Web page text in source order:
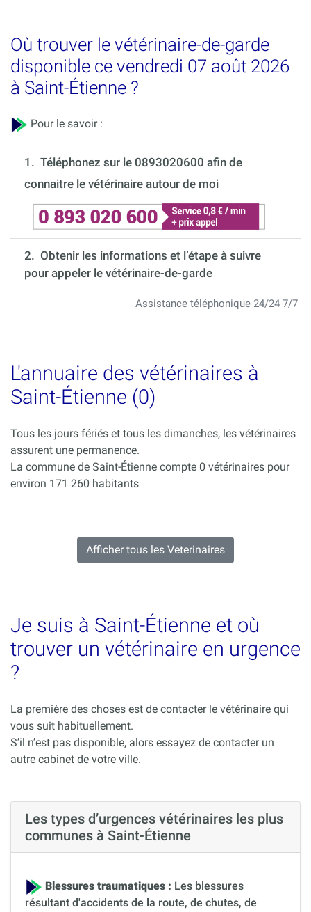
Où trouver le vétérinaire-de-garde
disponible ce vendredi 07 août 2026
à Saint-Étienne ?
Pour le savoir :
1. Téléphonez sur le 0893020600 afin de
connaitre le vétérinaire autour de moi
2. Obtenir les informations et l’étape à suivre
pour appeler le vétérinaire-de-garde
Assistance téléphonique 24/24 7/7
L'annuaire des vétérinaires à
Saint-Étienne (0)
Tous les jours fériés et tous les dimanches, les vétérinaires
assurent une permanence.
La commune de Saint-Étienne compte 0 vétérinaires pour
environ 171 260 habitants
Afficher tous les Veterinaires
Je suis à Saint-Étienne et où
trouver un vétérinaire en urgence
?
La première des choses est de contacter le vétérinaire qui
vous suit habituellement.
S’il n’est pas disponible, alors essayez de contacter un
autre cabinet de votre ville.
Les types d’urgences vétérinaires les plus
communes à Saint-Étienne
Blessures traumatiques : Les blessures
résultant d'accidents de la route, de chutes, de